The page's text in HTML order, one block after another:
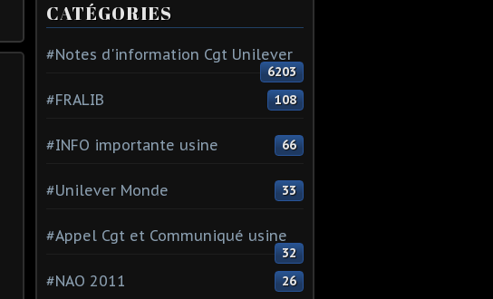
CATÉGORIES
#Notes d'information Cgt Unilever
6203
#FRALIB 108
#INFO importante usine 66
#Unilever Monde 33
#Appel Cgt et Communiqué usine
32
#NAO 2011 26